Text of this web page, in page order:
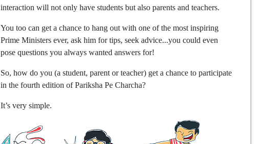
interaction will not only have students but also parents and teachers.
You too can get a chance to hang out with one of the most inspiring
Prime Ministers ever, ask him for tips, seek advice...you could even
pose questions you always wanted answers for!
So, how do you (a student, parent or teacher) get a chance to participate
in the fourth edition of Pariksha Pe Charcha?
It’s very simple.